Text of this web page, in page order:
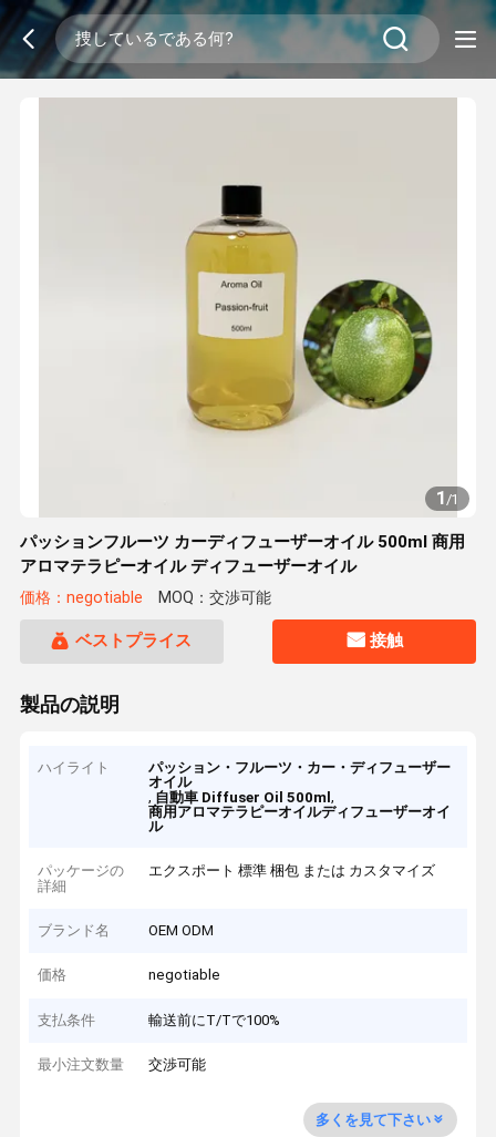
1/1
パッションフルーツ カーディフューザーオイル 500ml 商用
アロマテラピーオイル ディフューザーオイル
価格：negotiable MOQ：交渉可能
ベストプライス 接触
製品の説明
ハイライト
パッション・フルーツ・カー・ディフューザー
オイル
, 自動車 Diffuser Oil 500ml,
商用アロマテラピーオイルディフューザーオイ
ル
パッケージの
詳細
エクスポート 標準 梱包 または カスタマイズ
ブランド名 OEM ODM
価格 negotiable
支払条件 輸送前にT/Tで100%
最小注文数量 交渉可能
多くを見て下さい